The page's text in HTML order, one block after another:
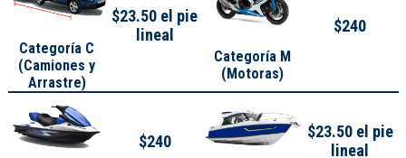
Categoría C
(Camiones y
Arrastre)
$23.50 el pie
lineal
Categoría M
(Motoras)
$240
$240
$23.50 el pie
lineal